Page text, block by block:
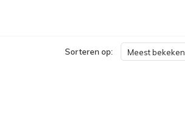
Sorteren op: Meest bekeken